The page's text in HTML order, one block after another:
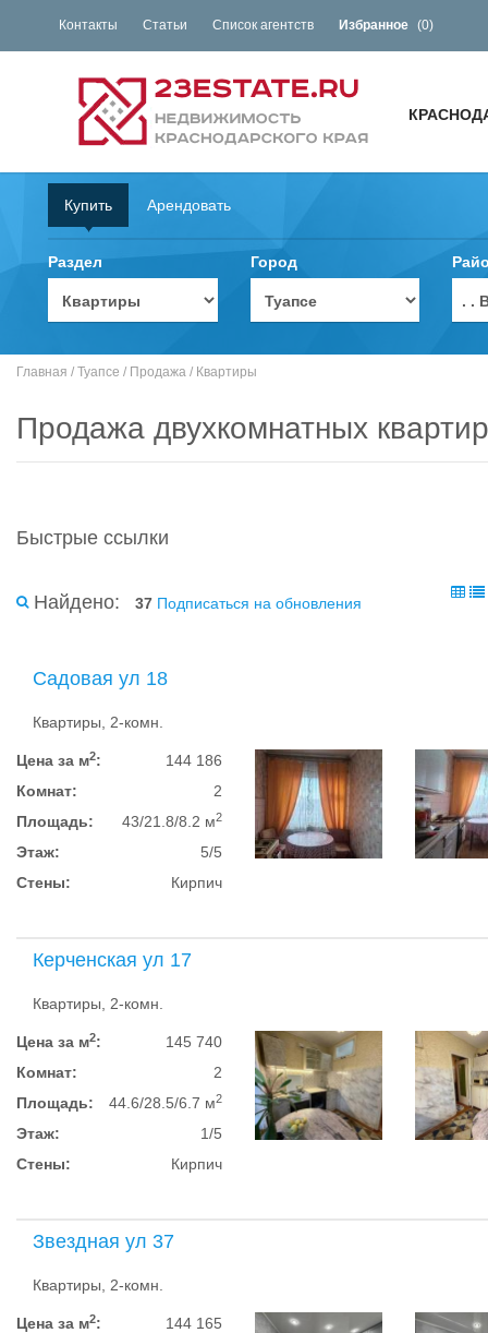
Контакты Статьи Список агентств Избранное (0)
Купить Арендовать
Раздел Город
. .
Главная / Туапсе / Продажа / Квартиры
Продажа двухкомнатных
Быстрые ссылки
Найдено: 37 Подписаться на обновления
Садовая ул 18
Квартиры, 2-комн.
Цена за м2:
144 186
Комнат:
2
Площадь:
43/21.8/8.2 м2
Этаж:
5/5
Стены:
Кирпич
Керченская ул 17
Квартиры, 2-комн.
Цена за м2:
145 740
Комнат:
2
Площадь:
44.6/28.5/6.7 м2
Этаж:
1/5
Стены:
Кирпич
Звездная ул 37
Квартиры, 2-комн.
Цена за м2:
144 165